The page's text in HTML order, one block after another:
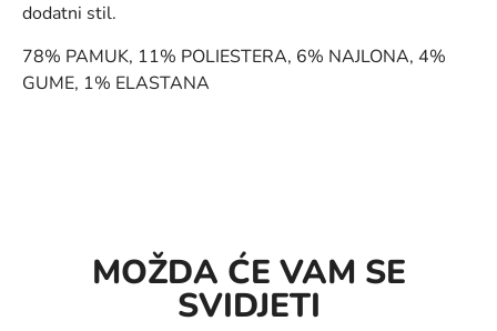
dodatni stil.
78% PAMUK, 11% POLIESTERA, 6% NAJLONA, 4%
GUME, 1% ELASTANA
MOŽDA ĆE VAM SE
SVIDJETI